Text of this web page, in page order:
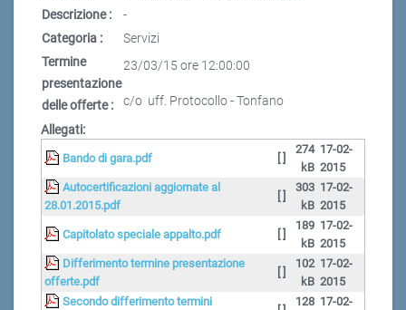
Descrizione :
-
Categoria :
Servizi
Termine
presentazione
delle offerte :
23/03/15 ore 12:00:00
c/o uff. Protocollo - Tonfano
Allegati:
Bando di gara.pdf
274
kB
17-02-
2015
Autocertificazioni aggiornate al
28.01.2015.pdf
303
kB
17-02-
2015
Capitolato speciale appalto.pdf
189
kB
17-02-
2015
Differimento termine presentazione
offerte.pdf
102
kB
17-02-
2015
Secondo differimento termini
128 17-02-